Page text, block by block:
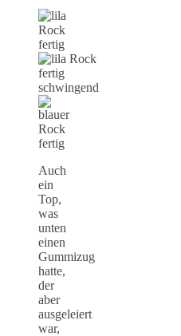
Auch
ein
Top,
was
unten
einen
Gummizug
hatte,
der
aber
ausgeleiert
war,